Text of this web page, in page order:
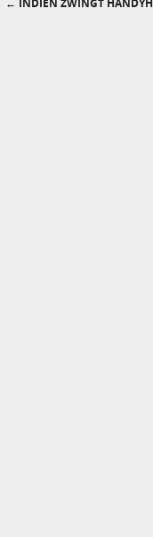
← INDIEN ZWINGT